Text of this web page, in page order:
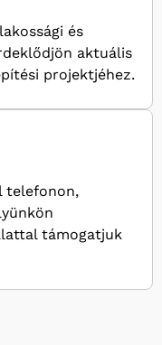
és
aktuális
projektjéhez.
telefonon,
támogatjuk